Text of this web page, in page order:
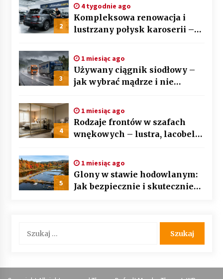
2
4 tygodnie ago
Kompleksowa renowacja i
lustrzany połysk karoserii –
3
1 miesiąc ago
Używany ciągnik siodłowy –
jak wybrać mądrze i nie
po kroku
4
1 miesiąc ago
Rodzaje frontów w szafach
wnękowych – lustra, lacobel
5
1 miesiąc ago
Glony w stawie hodowlanym:
Jak bezpiecznie i skutecznie